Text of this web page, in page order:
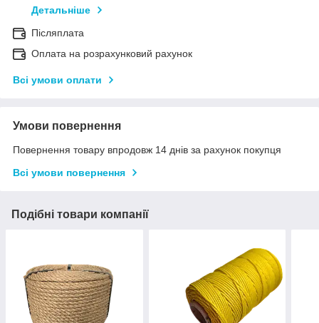
Детальніше
Післяплата
Оплата на розрахунковий рахунок
Всі умови оплати
Умови повернення
Повернення товару впродовж 14 днів за рахунок покупця
Всі умови повернення
Подібні товари компанії